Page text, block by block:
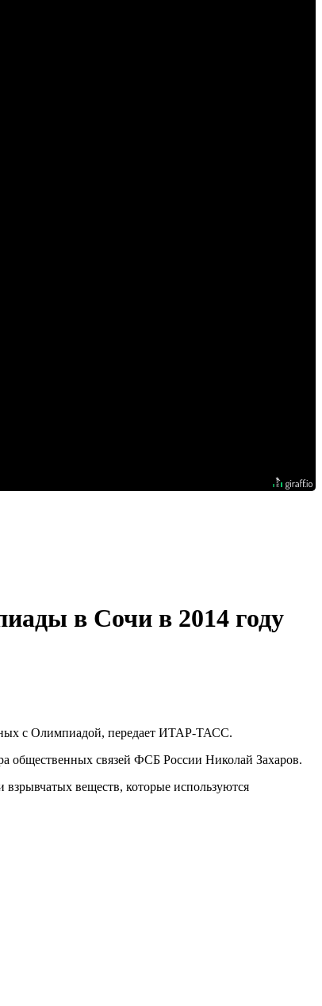
в Сочи в 2014 году
с Олимпиадой, передает ИТАР-ТАСС.
общественных связей ФСБ России Николай Захаров.
веществ, которые используются